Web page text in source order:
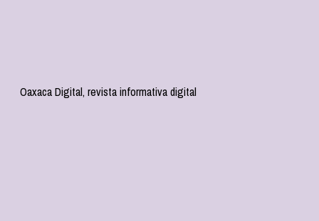
Oaxaca Digital, revista informativa digital